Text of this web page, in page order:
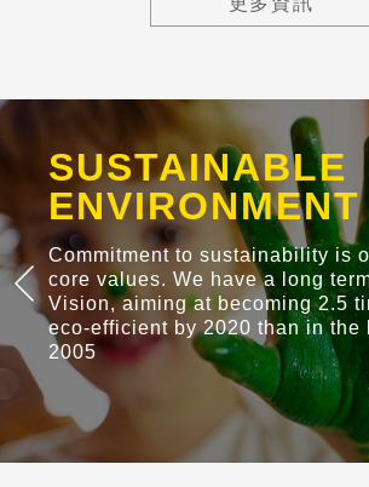
SUSTAINABLE
ENVIRONMENT
Commitment to sustainability is
core values. We have a long
Vision, aiming at becoming 2.5
eco-efficient by 2020 than in the
2005